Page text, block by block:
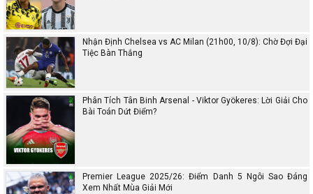
Nhận Định Chelsea vs AC Milan (21h00, 10/8): Chờ Đợi Đại
Tiệc Bàn Thắng
Phân Tích Tân Binh Arsenal - Viktor Gyökeres: Lời Giải Cho
Bài Toán Dứt Điểm?
Premier League 2025/26: Điểm Danh 5 Ngôi Sao Đáng
Xem Nhất Mùa Giải Mới